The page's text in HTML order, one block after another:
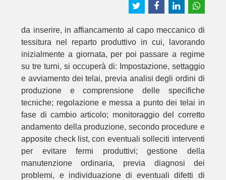
da inserire, in affiancamento al capo meccanico di
tessitura nel reparto produttivo in cui, lavorando
inizialmente a giornata, per poi passare a regime
su tre turni, si occuperà di: Impostazione, settaggio
e avviamento dei telai, previa analisi degli ordini di
produzione e comprensione delle specifiche
tecniche; regolazione e messa a punto dei telai in
fase di cambio articolo; monitoraggio del corretto
andamento della produzione, secondo procedure e
apposite check list, con eventuali solleciti interventi
per evitare fermi produttivi; gestione della
manutenzione ordinaria, previa diagnosi dei
problemi, e individuazione di eventuali difetti di